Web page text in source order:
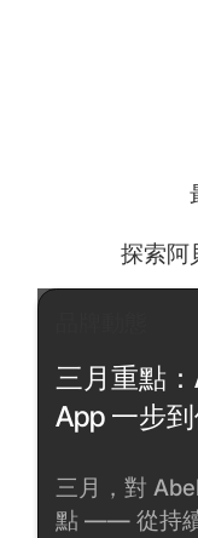
探索阿
三月重點
App 一步
三月，對
點 —— 從持